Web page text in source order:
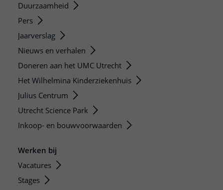
Duurzaamheid
Pers
Jaarverslag
Nieuws en verhalen
Doneren aan het UMC Utrecht
Het Wilhelmina Kinderziekenhuis
Julius Centrum
Utrecht Science Park
Inkoop- en bouwvoorwaarden
Werken bij
Vacatures
Stages